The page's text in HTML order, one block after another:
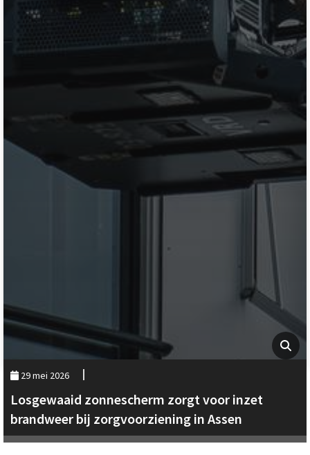
29 mei 2026
Losgewaaid zonnescherm zorgt voor inzet
brandweer bij zorgvoorziening in Assen